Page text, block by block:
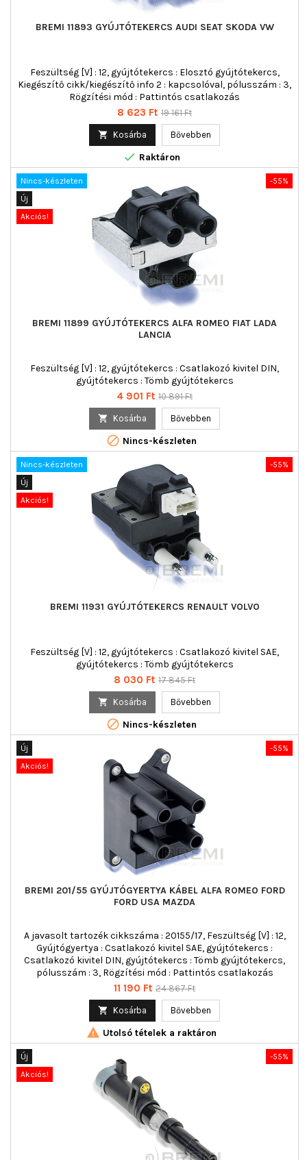
BREMI 11893 GYÚJTÓTEKERCS AUDI SEAT SKODA VW
Feszültség [V] : 12, gyújtótekercs : Elosztó gyújtótekercs,
Kiegészítő cikk/kiegészítő info 2 : kapcsolóval, pólusszám : 3,
Rögzítési mód : Pattintós csatlakozás
Ár
8 623 Ft Normál
19 161 Ft
 Kosárba Bővebben
 Raktáron
-55%
Nincs-készleten
Új
Akciós!
BREMI 11899 GYÚJTÓTEKERCS ALFA ROMEO FIAT LADA
LANCIA
Feszültség [V] : 12, gyújtótekercs : Csatlakozó kivitel DIN,
gyújtótekercs : Tömb gyújtótekercs
Ár
4 901 Ft Normál
10 891 Ft
 Kosárba Bővebben
 Nincs-készleten
-55%
Nincs-készleten
Új
Akciós!
BREMI 11931 GYÚJTÓTEKERCS RENAULT VOLVO
Feszültség [V] : 12, gyújtótekercs : Csatlakozó kivitel SAE,
gyújtótekercs : Tömb gyújtótekercs
Ár
8 030 Ft Normál
17 845 Ft
 Kosárba Bővebben
 Nincs-készleten
-55%
Új
Akciós!
BREMI 201/55 GYÚJTÓGYERTYA KÁBEL ALFA ROMEO FORD
FORD USA MAZDA
A javasolt tartozék cikkszáma : 20155/17, Feszültség [V] : 12,
Gyújtógyertya : Csatlakozó kivitel SAE, gyújtótekercs :
Csatlakozó kivitel DIN, gyújtótekercs : Tömb gyújtótekercs,
pólusszám : 3, Rögzítési mód : Pattintós csatlakozás
Ár
11 190 Ft Normál
24 867 Ft
 Kosárba Bővebben
 Utolsó tételek a raktáron
-55%
Új
Akciós!